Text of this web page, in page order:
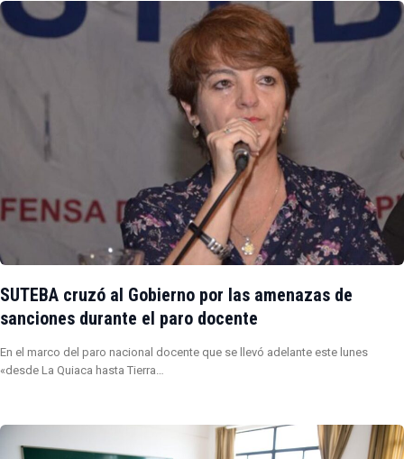
SUTEBA cruzó al Gobierno por las amenazas de
sanciones durante el paro docente
En el marco del paro nacional docente que se llevó adelante este lunes
«desde La Quiaca hasta Tierra…